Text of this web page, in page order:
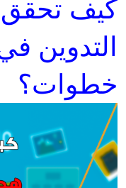
كيف
التدوين
خطوات؟